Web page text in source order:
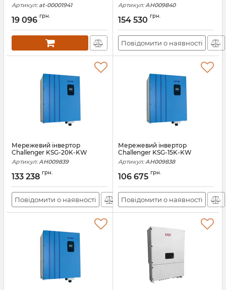
Артикул: at-00001941
19 096 грн.
Артикул: АН009840
154 530 грн.
Повідомити о наявності
Мережевий інвертор
Challenger KSG-20K-KW
Артикул: АН009839
133 238 грн.
Повідомити о наявності
Мережевий інвертор
Challenger KSG-15K-KW
Артикул: АН009838
106 675 грн.
Повідомити о наявності